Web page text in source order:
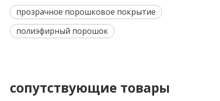
прозрачное порошковое покрытие
полиэфирный порошок
сопутствующие товары